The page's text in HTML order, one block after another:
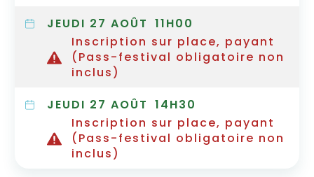
JEUDI 27 AOÛT 11H00
Inscription sur place, payant
(Pass-festival obligatoire non
inclus)
JEUDI 27 AOÛT 14H30
Inscription sur place, payant
(Pass-festival obligatoire non
inclus)